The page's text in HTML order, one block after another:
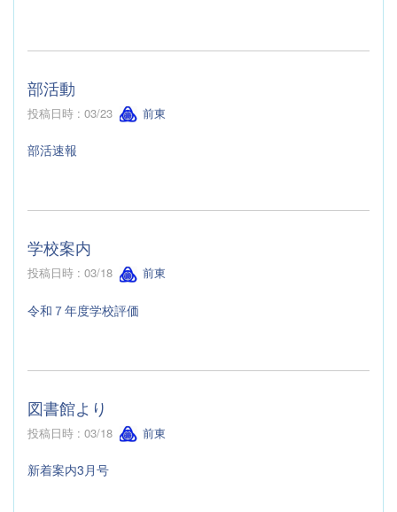
部活動
投稿日時 : 03/23 前東
部活速報
学校案内
投稿日時 : 03/18 前東
令和７年度学校評価
図書館より
投稿日時 : 03/18 前東
新着案内3月号